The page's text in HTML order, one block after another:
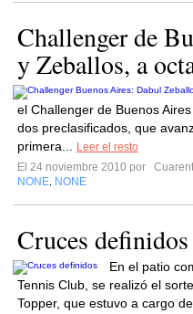
Challenger de
y Zeballos, a
el Challenger de Buenos
dos preclasificados, que
primera...
Leer el resto
El 24 noviembre 2010 por
NONE NONE
Cruces definidos
En el patio
Tennis Club, se realizó el
Topper, que estuvo a cargo